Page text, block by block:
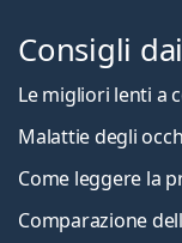
Consigli
Le migliori lenti a
Malattie degli
Come leggere la
Comparazione